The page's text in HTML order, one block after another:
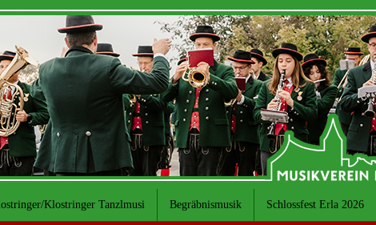
Klostringer Tanzlmusi Begräbnismusik Schlossfest Erla 2026